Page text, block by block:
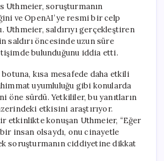
Uthmeier, soruşturmanın
ve OpenAI’ye resmi bir celp
saldırıyı gerçekleştiren
saldırı öncesinde uzun süre
bulunduğunu iddia etti.
botuna, kısa mesafede daha etkili
uyumluluğu gibi konularda
öne sürdü. Yetkililer, bu yanıtların
etkisini araştırıyor.
etkinlikte konuşan Uthmeier, “Eğer
insan olsaydı, onu cinayetle
soruşturmanın ciddiyetine dikkat